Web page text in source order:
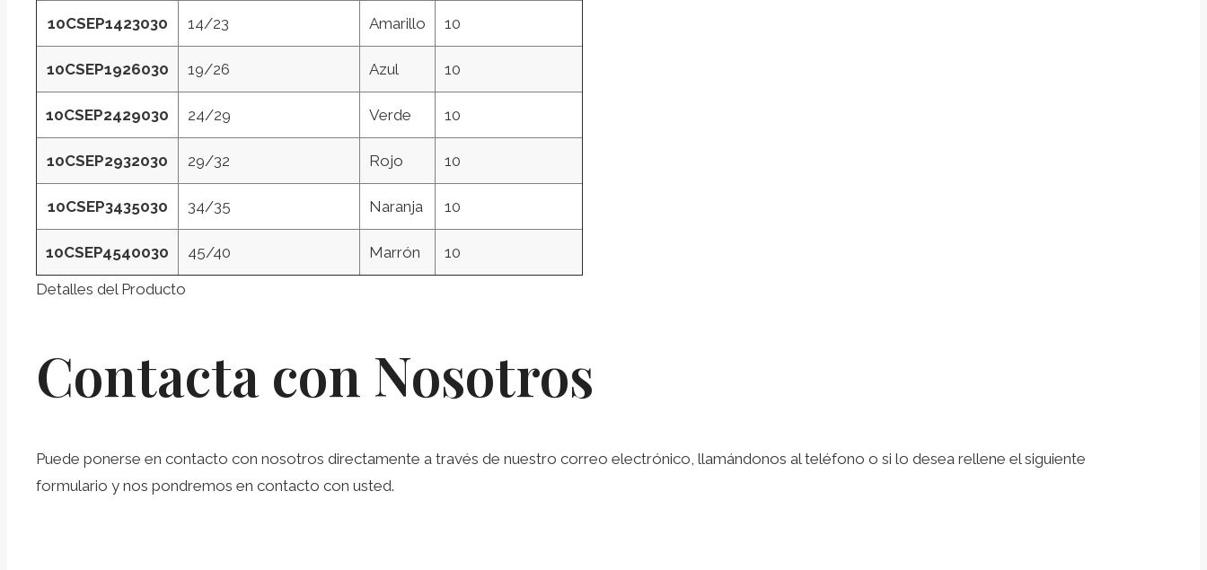
10CSEP1423030 14/23 Amarillo 10
10CSEP1926030 19/26 Azul 10
10CSEP2429030 24/29 Verde 10
10CSEP2932030 29/32 Rojo 10
10CSEP3435030 34/35 Naranja 10
10CSEP4540030 45/40 Marrón 10
Detalles del Producto
Contacta con Nosotros
Puede ponerse en contacto con nosotros directamente a través de nuestro correo electrónico, llamándonos al teléfono o si lo desea rellene el siguiente
formulario y nos pondremos en contacto con usted.